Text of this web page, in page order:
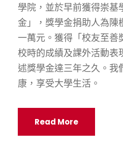
學院，並於早前獲得崇基
金」，獎學金捐助人為陳
一萬元。獲得「校友至善
校時的成績及課外活動表
述獎學金達三年之久。我
康，享受大學生活。
Read More